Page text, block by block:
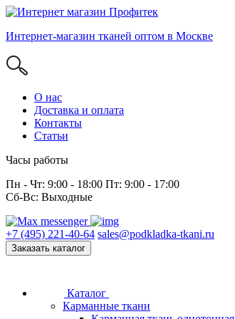
Интернет-магазин тканей оптом в Москве
О нас
Доставка и оплата
Контакты
Статьи
Часы работы
Пн - Чт: 9:00 - 18:00 Пт: 9:00 - 17:00
Сб-Вс: Выходные
+7 (495) 221-40-64 sales@podkladka-tkani.ru
Заказать каталог
Каталог
Карманные ткани